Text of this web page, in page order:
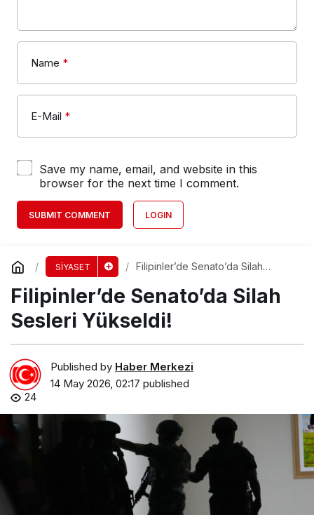
Name *
E-Mail *
Save my name, email, and website in this
browser for the next time I comment.
SUBMIT COMMENT LOGIN
SİYASET
Filipinler’de Senato’da Silah
Filipinler’de Senato’da Silah
Sesleri Yükseldi!
Published by Haber Merkezi
14 May 2026, 02:17 published
24